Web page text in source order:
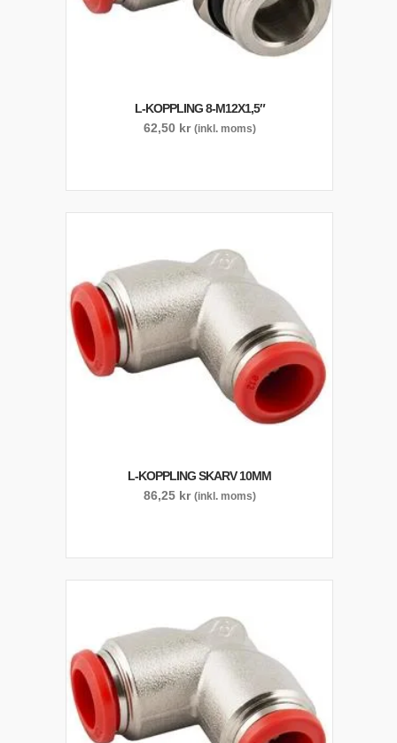
L-KOPPLING 8-M12X1,5″
62,50 kr (inkl. moms)
L-KOPPLING SKARV 10MM
86,25 kr (inkl. moms)